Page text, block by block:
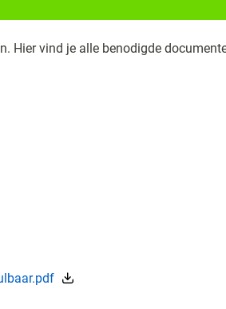
Hier vind je alle benodigde